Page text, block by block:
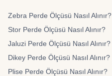
Zebra Perde Ölçüsü Nasıl Alınır?
Stor Perde Ölçüsü Nasıl Alınır?
Jaluzi Perde Ölçüsü Nasıl Alınır?
Dikey Perde Ölçüsü Nasıl Alınır?
Plise Perde Ölçüsü Nasıl Alınır?